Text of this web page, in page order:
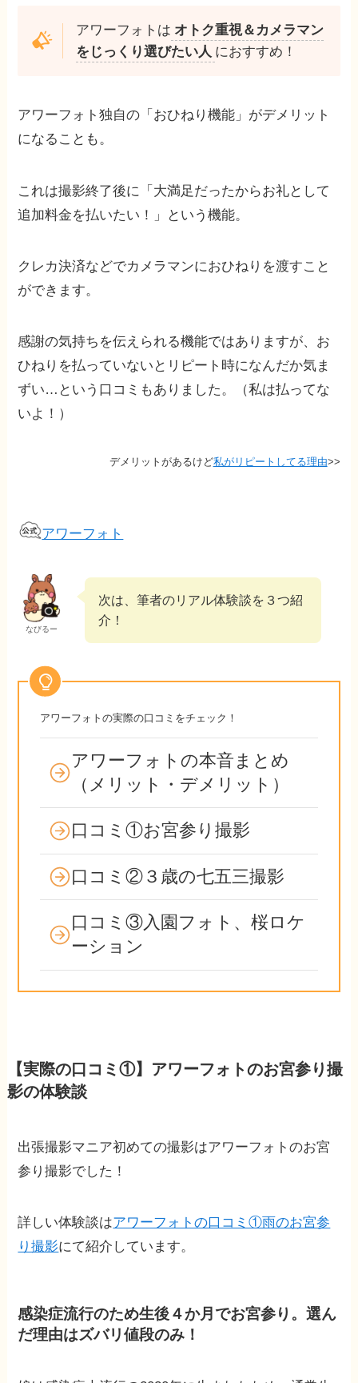
アワーフォトは オトク重視＆カメラマン
をじっくり選びたい人 におすすめ！
アワーフォト独自の「おひねり機能」がデメリット
になることも。
これは撮影終了後に「大満足だったからお礼として
追加料金を払いたい！」という機能。
クレカ決済などでカメラマンにおひねりを渡すこと
ができます。
感謝の気持ちを伝えられる機能ではありますが、お
ひねりを払っていないとリピート時になんだか気ま
ずい…という口コミもありました。（私は払ってな
いよ！）
デメリットがあるけど私がリピートしてる理由>>
アワーフォト
なびるー
次は、筆者のリアル体験談を３つ紹
介！
アワーフォトの実際の口コミをチェック！
アワーフォトの本音まとめ
（メリット・デメリット）
口コミ①お宮参り撮影
口コミ②３歳の七五三撮影
口コミ③入園フォト、桜ロケ
ーション
【実際の口コミ①】アワーフォトのお宮参り撮
影の体験談
出張撮影マニア初めての撮影はアワーフォトのお宮
参り撮影でした！
詳しい体験談はアワーフォトの口コミ①雨のお宮参
り撮影にて紹介しています。
感染症流行のため生後４か月でお宮参り。選ん
だ理由はズバリ値段のみ！